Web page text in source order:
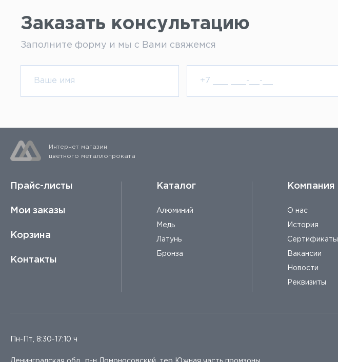
Заказать консультацию
Заполните форму и мы с Вами свяжемся
Интернет магазин
цветного металлопроката
Прайс-листы
Мои заказы
Корзина
Контакты
Каталог
Алюминий
Медь
Латунь
Бронза
Компания
О нас
История
Сертификаты
Вакансии
Новости
Реквизиты
Пн-Пт, 8:30-17:10 ч